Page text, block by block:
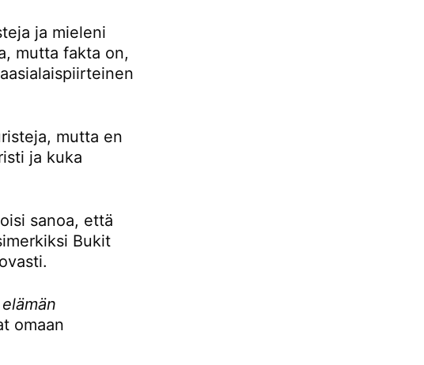
ja mieleni
mutta fakta on,
mutta en
ja kuka
sanoa, että
Bukit
omaan